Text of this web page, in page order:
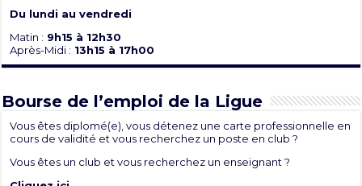
Du lundi au vendredi
Matin : 9h15 à 12h30
Après-Midi : 13h15 à 17h00
Bourse de l’emploi de la Ligue
Vous êtes diplomé(e), vous détenez une carte professionnelle en
cours de validité et vous recherchez un poste en club ?
Vous êtes un club et vous recherchez un enseignant ?